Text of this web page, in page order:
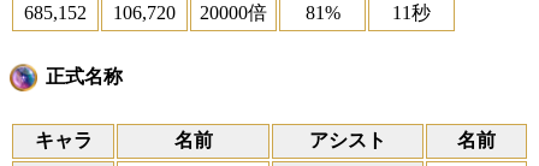
685,152
106,720 20000倍 81% 11秒
正式名称
キャラ 名前 アシスト 名前